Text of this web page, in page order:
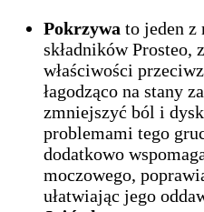
Pokrzywa to jeden z
składników Prosteo,
właściwości
łagodząco na stany
zmniejszyć ból i
problemami tego
dodatkowo
moczowego,
ułatwiając jego